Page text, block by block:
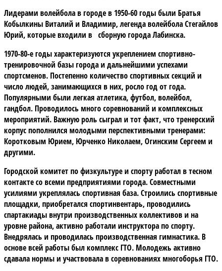
Лидерами волейбола в городе в 1950-60 годы были Братья
Кобылкины Виталий и Владимир, легенда волейбола Стегайлов
Юрий, которые входили в сборную города Лабинска.
1970-80-е годы характеризуются укреплением спортивно-
тренировочной базы города и дальнейшими успехами
спортсменов. Постепенно количество спортивных секций и
число людей, занимающихся в них, росло год от года.
Популярными были легкая атлетика, футбол, волейбол,
гандбол. Проводилось много соревнований и комплексных
мероприятий. Важную роль сыграл и тот факт, что тренерский
корпус пополнился молодыми перспективными тренерами:
Коротковым Юрием, Юрченко Николаем, Огинским Сергеем и
другими.
Городской комитет по физкультуре и спорту работал в тесном
контакте со всеми предприятиями города. Совместными
усилиями укреплялась спортивная база. Строились спортивные
площадки, приобретался спортинвентарь, проводились
спартакиады внутри производственных коллективов и на
уровне района, активно работали инструктора по спорту.
Внедрялась и проводилась производственная гимнастика. В
основе всей работы был комплекс ГТО. Молодежь активно
сдавала нормы и участвовала в соревнованиях многоборья ГТО.